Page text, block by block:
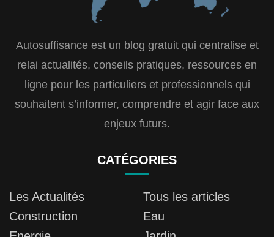
Autosuffisance est un blog gratuit qui centralise et
relai actualités, conseils pratiques, ressources en
ligne pour les particuliers et professionnels qui
souhaitent s’informer, comprendre et agir face aux
enjeux futurs.
CATÉGORIES
Les Actualités
Tous les articles
Construction
Eau